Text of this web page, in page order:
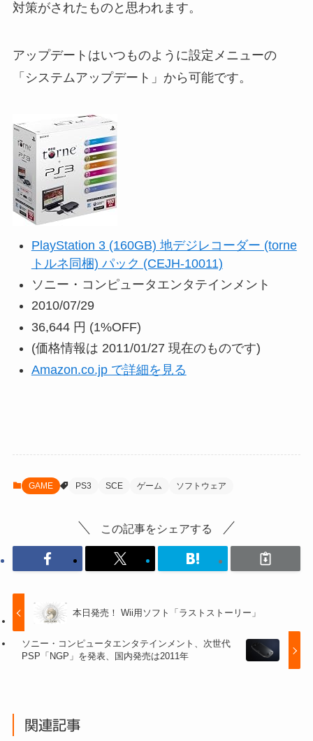
対策がされたものと思われます。
アップデートはいつものように設定メニューの
「システムアップデート」から可能です。
PlayStation 3 (160GB) 地デジレコーダー (torne
トルネ同梱) パック (CEJH-10011)
ソニー・コンピュータエンタテインメント
2010/07/29
36,644 円 (1%OFF)
(価格情報は 2011/01/27 現在のものです)
Amazon.co.jp で詳細を見る
GAME PS3 SCE ゲーム ソフトウェア
この記事をシェアする
本日発売！ Wii用ソフト「ラストストーリー」
ソニー・コンピュータエンタテインメント、次世代
PSP「NGP」を発表、国内発売は2011年
関連記事